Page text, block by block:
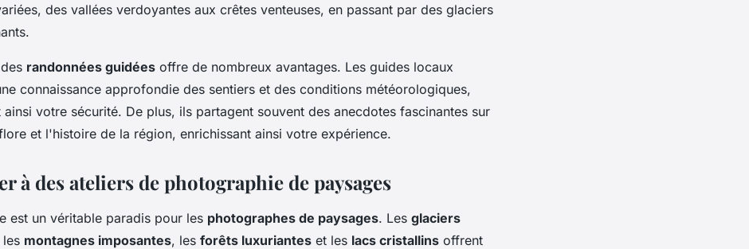
des vallées verdoyantes aux crêtes venteuses, en passant par des glaciers
randonnées guidées offre de nombreux avantages. Les guides locaux
connaissance approfondie des sentiers et des conditions météorologiques,
ainsi votre sécurité. De plus, ils partagent souvent des anecdotes fascinantes sur
et l'histoire de la région, enrichissant ainsi votre expérience.
à des ateliers de photographie de paysages
est un véritable paradis pour les photographes de paysages. Les glaciers
les montagnes imposantes, les forêts luxuriantes et les lacs cristallins offrent